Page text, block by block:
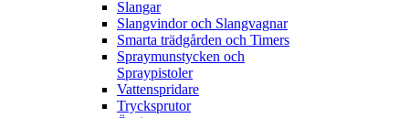
Slangar
Slangvindor och Slangvagnar
Smarta trädgården och Timers
Spraymunstycken och
Spraypistoler
Vattenspridare
Trycksprutor